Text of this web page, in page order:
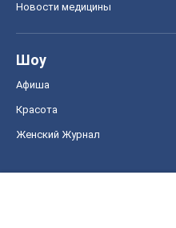
Новости медицины
Шоу
Афиша
Красота
Женский Журнал